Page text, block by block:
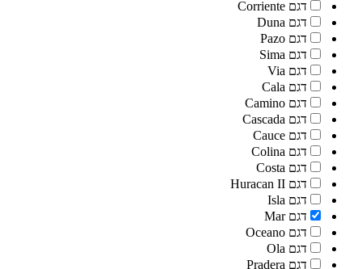
דגם Corriente
דגם Duna
דגם Pazo
דגם Sima
דגם Via
דגם Cala
דגם Camino
דגם Cascada
דגם Cauce
דגם Colina
דגם Costa
דגם Huracan II
דגם Isla
דגם Mar
דגם Oceano
דגם Ola
דגם Pradera